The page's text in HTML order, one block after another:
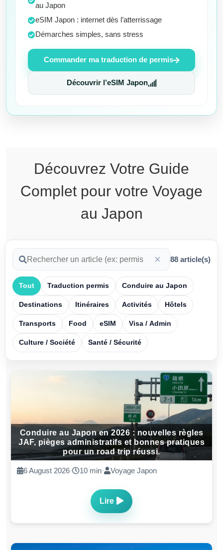
au Japon
eSIM Japon : internet dès l’atterrissage
Démarches simples, sans stress
Commander ma traduction de permis
Découvrir l’eSIM Japon
Découvrez Votre Guide
Complet pour votre Voyage
au Japon
× 88 article(s)
Tout Traduction permis Conduire au Japon
Destinations Itinéraires Activités Hôtels
Transports Food eSIM Visa / Admin
Culture / Société Santé / Sécurité
Conduire au Japon en 2026 : nouvelles règles
JAF, pièges administratifs et bonnes pratiques
pour un road trip réussi.
6 August 2026· 10 min· Voyage Japon
Lire